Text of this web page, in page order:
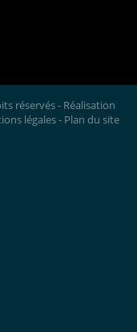
réservés - Réalisation
légales- Plan du site